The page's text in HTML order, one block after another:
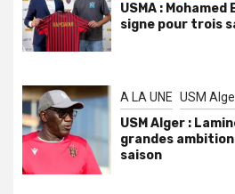
USMA : Mohamed
signe pour trois
A LA UNE USM
USM Alger :
grandes
saison